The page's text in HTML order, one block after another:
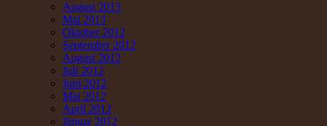
August 2013
Mai 2013
Oktober 2012
September 2012
August 2012
Juli 2012
Juni 2012
Mai 2012
April 2012
Januar 2012